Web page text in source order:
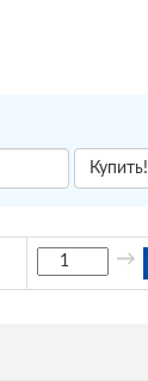
Купить!
→